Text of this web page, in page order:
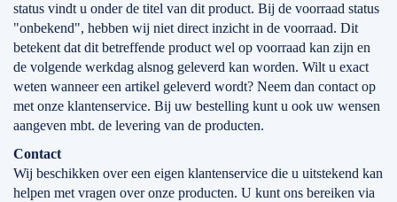
status vindt u onder de titel van dit product. Bij de voorraad status
"onbekend", hebben wij niet direct inzicht in de voorraad. Dit
betekent dat dit betreffende product wel op voorraad kan zijn en
de volgende werkdag alsnog geleverd kan worden. Wilt u exact
weten wanneer een artikel geleverd wordt? Neem dan contact op
met onze klantenservice. Bij uw bestelling kunt u ook uw wensen
aangeven mbt. de levering van de producten.
Contact
Wij beschikken over een eigen klantenservice die u uitstekend kan
helpen met vragen over onze producten. U kunt ons bereiken via